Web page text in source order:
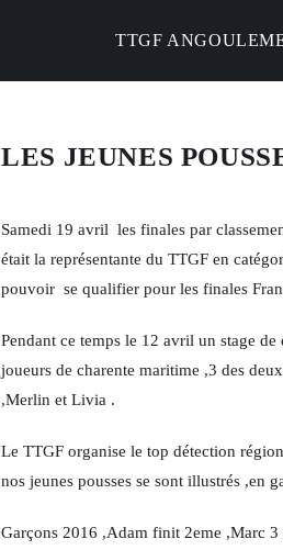
TTGF
LES JEUNES
Samedi 19 avril les finales par
était la représentante du TTGF en
pouvoir se qualifier pour les finales
Pendant ce temps le 12 avril un stage
joueurs de charente maritime ,3 des
,Merlin et Livia .
Le TTGF organise le top détection
nos jeunes pousses se sont illustrés ,en
Garçons 2016 ,Adam finit 2eme ,Marc